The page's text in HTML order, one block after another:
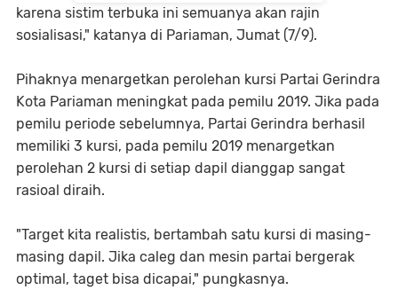
karena sistim terbuka ini semuanya akan rajin
sosialisasi," katanya di Pariaman, Jumat (7/9).
Pihaknya menargetkan perolehan kursi Partai Gerindra
Kota Pariaman meningkat pada pemilu 2019. Jika pada
pemilu periode sebelumnya, Partai Gerindra berhasil
memiliki 3 kursi, pada pemilu 2019 menargetkan
perolehan 2 kursi di setiap dapil dianggap sangat
rasioal diraih.
"Target kita realistis, bertambah satu kursi di masing-
masing dapil. Jika caleg dan mesin partai bergerak
optimal, taget bisa dicapai," pungkasnya.